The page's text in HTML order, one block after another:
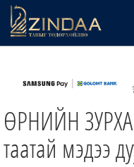
ТВ8
ӨГЛӨӨНИЙ СОНИН
АУДИО ЗОХИОЛ
ӨРНИЙН
таатай мэдээ